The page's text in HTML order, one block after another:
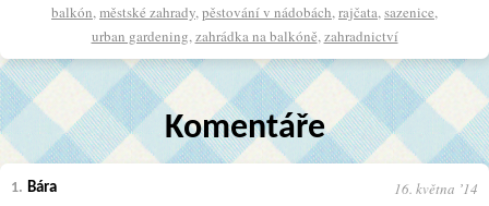
balkón, městské zahrady, pěstování v nádobách, rajčata, sazenice,
urban gardening, zahrádka na balkóně, zahradnictví
Komentáře
1. Bára 16. května ʼ14